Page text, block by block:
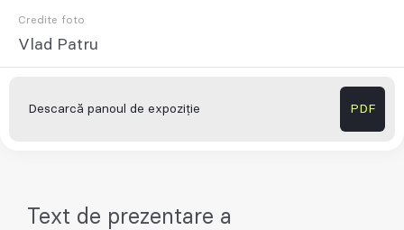
Credite foto
Vlad Patru
Descarcă panoul de expoziție PDF
Text de prezentare a